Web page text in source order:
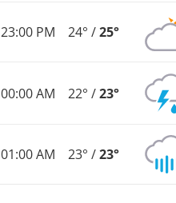
23:00 PM 24° /25°
00:00 AM 22° /23°
01:00 AM 23° /23°